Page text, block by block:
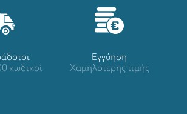
κωδικοί
Eγγύηση
Χαμηλότερης τιμής